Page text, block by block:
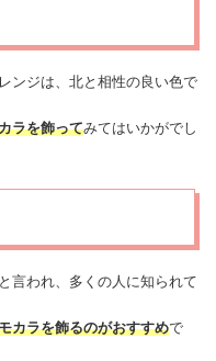
ンジは、北と相性の良い色で
ラを飾ってみてはいかがでし
言われ、多くの人に知られて
カラを飾るのがおすすめで